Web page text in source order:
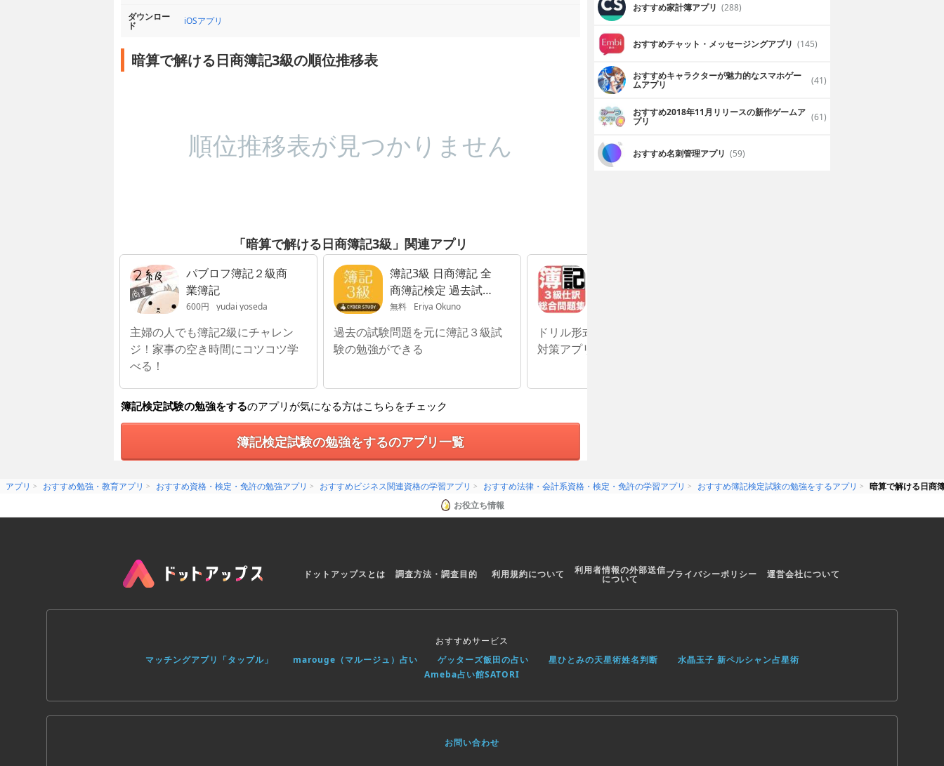
ダウンロー
ド iOSアプリ
暗算で解ける日商簿記3級の順位推移表
順位推移表が見つかりません
「暗算で解ける日商簿記3級」関連アプリ
パブロフ簿記２級商
業簿記
600円 yudai yoseda
主婦の人でも簿記2級にチャレン
ジ！家事の空き時間にコツコツ学
べる！
簿記3級 日商簿記 全
商簿記検定 過去試験
対策問題
無料 Eriya Okuno
過去の試験問題を元に簿記３級試
験の勉強ができる
ドリル形式で繰り返し解ける試験
対策アプリ！
簿記検定試験の勉強をするのアプリが気になる方はこちらをチェック
簿記検定試験の勉強をするのアプリ一覧
おすすめ家計簿アプリ (288)
おすすめチャット・メッセージングアプリ (145)
おすすめキャラクターが魅力的なスマホゲー
ムアプリ (41)
おすすめ2018年11月リリースの新作ゲームア
プリ (61)
おすすめ名刺管理アプリ (59)
アプリ おすすめ勉強・教育アプリ おすすめ資格・検定・免許の勉強アプリ おすすめビジネス関連資格の学習アプリ おすすめ法律・会計系資格・検定・免許の学習アプリ おすすめ簿記検定試験の勉強をするアプリ
暗算で解ける日商
お役立ち情報
ドットアップスとは 調査方法・調査目的 利用規約について 利用者情報の外部送信
について プライバシーポリシー 運営会社について
おすすめサービス
マッチングアプリ「タップル」
marouge（マルージュ）占い ゲッターズ飯田の占い 星ひとみの天星術姓名判断
水晶玉子 新ペルシャン占星術
Ameba占い館SATORI
お問い合わせ